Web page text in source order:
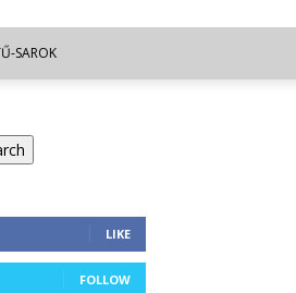
SAROK
LIKE
FOLLOW